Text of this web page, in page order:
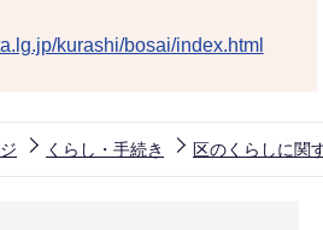
kurashi/bosai/index.html
くらし・手続き 区のくらしに関